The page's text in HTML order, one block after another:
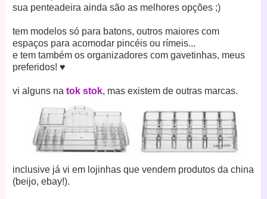
sua penteadeira ainda são as melhores opções ;)
tem modelos só para batons, outros maiores com
espaços para acomodar pincéis ou rímeis...
e tem também os organizadores com gavetinhas, meus
preferidos! ♥
vi alguns na tok stok, mas existem de outras marcas.
inclusive já vi em lojinhas que vendem produtos da china
(beijo, ebay!).